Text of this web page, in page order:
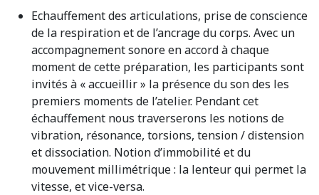
Echauffement des articulations, prise de conscience
de la respiration et de l’ancrage du corps. Avec un
accompagnement sonore en accord à chaque
moment de cette préparation, les participants sont
invités à « accueillir » la présence du son des les
premiers moments de l’atelier. Pendant cet
échauffement nous traverserons les notions de
vibration, résonance, torsions, tension / distension
et dissociation. Notion d’immobilité et du
mouvement millimétrique : la lenteur qui permet la
vitesse, et vice-versa.